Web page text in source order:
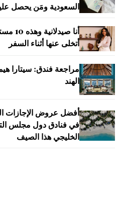
السعودية ومَن يحصل
أنا
أتخلى عنها أثناء السفر
مراجعة فندق: سيتارا
الهند
أفضل عروض الإجازات
في فنادق دول مجلس
الخليجي هذا الصيف